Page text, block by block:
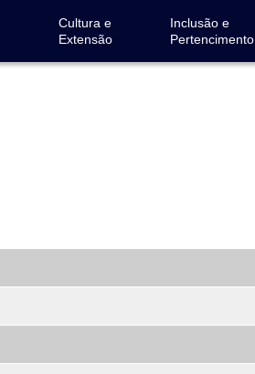
Cultura e
Extensão
Inclusão e
Pertencimento